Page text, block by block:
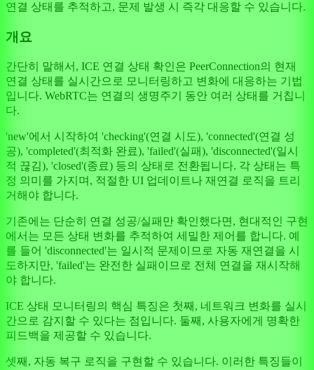
연결 상태를 추적하고, 문제 발생 시 즉각 대응할 수 있습니다.
개요
간단히 말해서, ICE 연결 상태 확인은 PeerConnection의 현재
연결 상태를 실시간으로 모니터링하고 변화에 대응하는 기법
입니다. WebRTC는 연결의 생명주기 동안 여러 상태를 거칩니
다.
'new'에서 시작하여 'checking'(연결 시도), 'connected'(연결 성
공), 'completed'(최적화 완료), 'failed'(실패), 'disconnected'(일시
적 끊김), 'closed'(종료) 등의 상태로 전환됩니다. 각 상태는 특
정 의미를 가지며, 적절한 UI 업데이트나 재연결 로직을 트리
거해야 합니다.
기존에는 단순히 연결 성공/실패만 확인했다면, 현대적인 구현
에서는 모든 상태 변화를 추적하여 세밀한 제어를 합니다. 예
를 들어 'disconnected'는 일시적 문제이므로 자동 재연결을 시
도하지만, 'failed'는 완전한 실패이므로 전체 연결을 재시작해
야 합니다.
ICE 상태 모니터링의 핵심 특징은 첫째, 네트워크 변화를 실시
간으로 감지할 수 있다는 점입니다. 둘째, 사용자에게 명확한
피드백을 제공할 수 있습니다.
셋째, 자동 복구 로직을 구현할 수 있습니다. 이러한 특징들이